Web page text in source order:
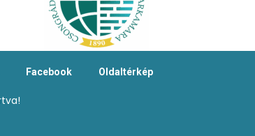
Facebook Oldaltérkép